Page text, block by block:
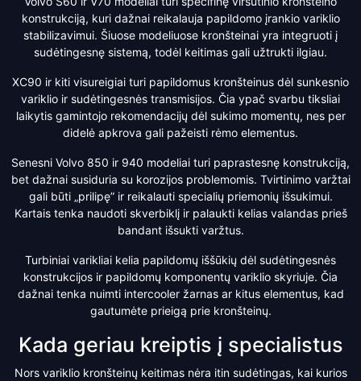
konstrukciją, kuri dažnai reikalauja papildomo įrankio variklio
stabilizavimui. Šiuose modeliuose kronšteinai yra integruoti į
sudėtingesnę sistemą, todėl keitimas gali užtrukti ilgiau.
XC90 ir kiti visureigiai turi papildomus kronšteinus dėl sunkesnio
variklio ir sudėtingesnės transmisijos. Čia ypač svarbu tiksliai
laikytis gamintojo rekomendacijų dėl sukimo momentų, nes per
didelė apkrova gali pažeisti rėmo elementus.
Senesni Volvo 850 ir 940 modeliai turi paprastesnę konstrukciją,
bet dažnai susiduria su korozijos problemomis. Tvirtinimo varžtai
gali būti „prilipę” ir reikalauti specialių priemonių išsukimui.
Kartais tenka naudoti skverbiklį ir palaukti kelias valandas prieš
bandant išsukti varžtus.
Turbiniai varikliai kelia papildomų iššūkių dėl sudėtingesnės
konstrukcijos ir papildomų komponentų variklio skyriuje. Čia
dažnai tenka nuimti intercooler žarnas ar kitus elementus, kad
gautumėte prieigą prie kronšteinų.
Kada geriau kreiptis į specialistus
Nors variklio kronšteinų keitimas nėra itin sudėtingas, kai kurios